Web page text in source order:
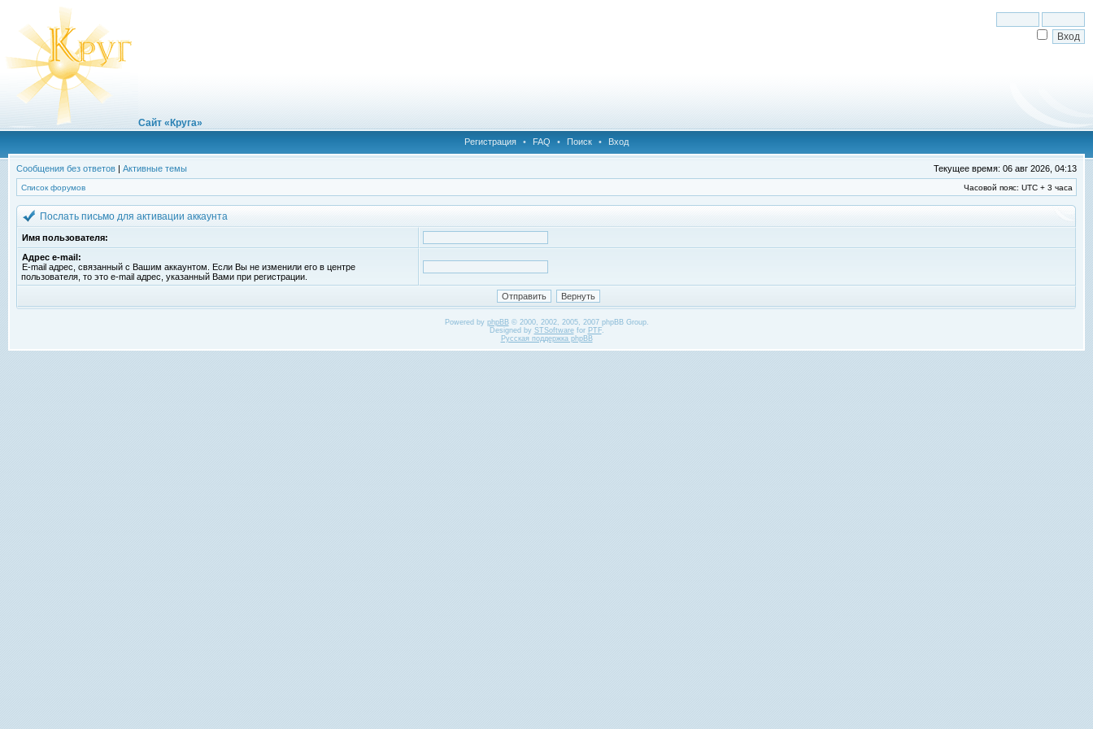
Сайт «Круга»
Регистрация • FAQ • Поиск • Вход
Сообщения без ответов | Активные темы Текущее время: 06 авг 2026, 04:13
Список форумов Часовой пояс: UTC + 3 часа
Послать письмо для активации аккаунта
Имя пользователя:
Адрес e-mail:
E-mail адрес, связанный с Вашим аккаунтом. Если Вы не изменили его в центре
пользователя, то это e-mail адрес, указанный Вами при регистрации.
Powered by phpBB© 2000, 2002, 2005, 2007 phpBB Group.
Designed by STSoftwarefor PTF.
Русская поддержка phpBB